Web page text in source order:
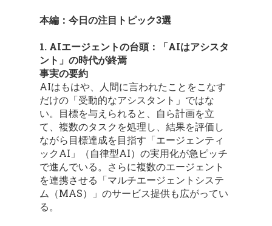
本編：今日の注目トピック3選
1. AIエージェントの台頭：「AIはアシスタ
ント」の時代が終焉
事実の要約
AIはもはや、人間に言われたことをこなす
だけの「受動的なアシスタント」ではな
い。目標を与えられると、自ら計画を立
て、複数のタスクを処理し、結果を評価し
ながら目標達成を目指す「エージェンティ
ックAI」（自律型AI）の実用化が急ピッチ
で進んでいる。さらに複数のエージェント
を連携させる「マルチエージェントシステ
ム（MAS）」のサービス提供も広がってい
る。